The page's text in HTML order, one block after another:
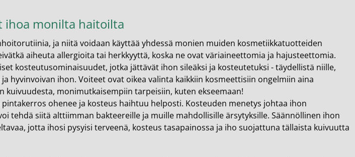
ihoa monilta haitoilta
ja niitä voidaan käyttää yhdessä monien muiden kosmetiikkatuotteiden
aiheuta allergioita tai herkkyyttä, koska ne ovat väriaineettomia ja hajusteettomia.
kosteutusominaisuudet, jotka jättävät ihon sileäksi ja kosteutetuksi - täydellistä niille,
hyvinvoivan ihon. Voiteet ovat oikea valinta kaikkiin kosmeettisiin ongelmiin aina
kuivuudesta, monimutkaisempiin tarpeisiin, kuten ekseemaan!
ohenee ja kosteus haihtuu helposti. Kosteuden menetys johtaa ihon
tehdä siitä alttiimman bakteereille ja muille mahdollisille ärsytyksille. Säännöllinen ihon
jotta ihosi pysyisi terveenä, kosteus tasapainossa ja iho suojattuna tällaista kuivuutta